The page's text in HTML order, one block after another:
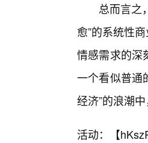
总而言之
愈”的系统性
情感需求的深
一个看似普通
经济”的浪潮
活动：【